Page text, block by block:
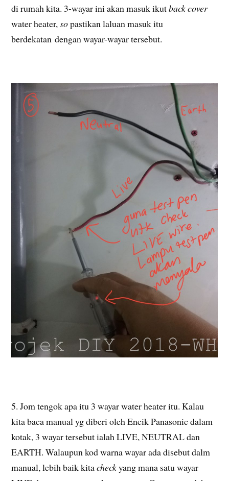
di rumah kita. 3-wayar ini akan masuk ikutback cover
water heater,sopastikan laluan masuk itu
berdekatan dengan wayar-wayar tersebut.
5. Jom tengok apa itu 3 wayar water heater itu. Kalau
kita baca manual yg diberi oleh Encik Panasonic dalam
kotak, 3 wayar tersebut ialah LIVE, NEUTRAL dan
EARTH. Walaupun kod warna wayar ada disebut dalm
manual, lebih baik kitacheckyang mana satu wayar